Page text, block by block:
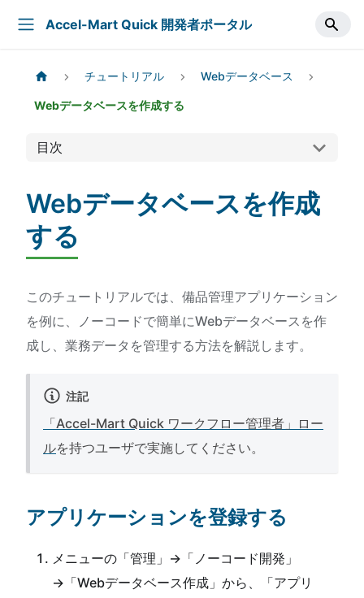
Accel-Mart Quick 開発者ポータル
チュートリアル Webデータベース
Webデータベースを作成する
目次
Webデータベースを作成
する
このチュートリアルでは、備品管理アプリケーション
を例に、ノーコードで簡単にWebデータベースを作
成し、業務データを管理する方法を解説します。
注記
「Accel-Mart Quick ワークフロー管理者」ロー
ルを持つユーザで実施してください。
アプリケーションを登録する
メニューの「管理」→「ノーコード開発」
→「Webデータベース作成」から、「アプリ